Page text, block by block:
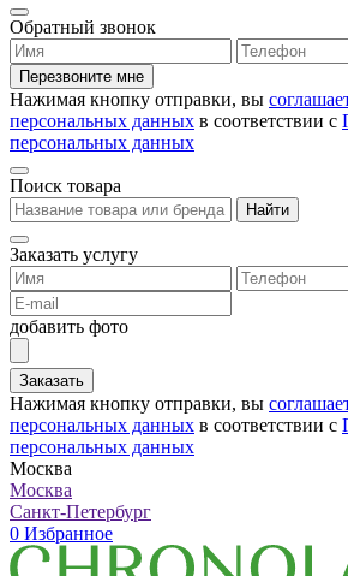
Обратный звонок
Перезвоните мне
Нажимая кнопку отправки, вы
персональных данных в соответствии с
персональных данных
Поиск товара
Найти
Заказать услугу
добавить фото
Заказать
Нажимая кнопку отправки, вы
персональных данных в соответствии с
персональных данных
Москва
Москва
Санкт-Петербург
0 Избранное